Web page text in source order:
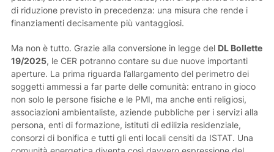
di riduzione previsto in precedenza: una misura che rende i
finanziamenti decisamente più vantaggiosi.
Ma non è tutto. Grazie alla conversione in legge del DL Bollette
19/2025, le CER potranno contare su due nuove importanti
aperture. La prima riguarda l’allargamento del perimetro dei
soggetti ammessi a far parte delle comunità: entrano in gioco
non solo le persone fisiche e le PMI, ma anche enti religiosi,
associazioni ambientaliste, aziende pubbliche per i servizi alla
persona, enti di formazione, istituti di edilizia residenziale,
consorzi di bonifica e tutti gli enti locali censiti da ISTAT. Una